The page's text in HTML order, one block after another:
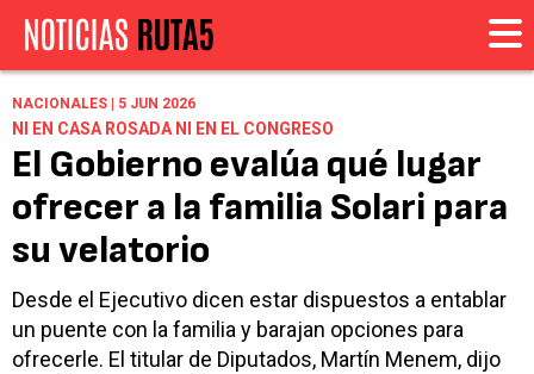
NACIONALES | 5 JUN 2026
NI EN CASA ROSADA NI EN EL CONGRESO
El Gobierno evalúa qué lugar
ofrecer a la familia Solari para
su velatorio
Desde el Ejecutivo dicen estar dispuestos a entablar
un puente con la familia y barajan opciones para
ofrecerle. El titular de Diputados, Martín Menem, dijo